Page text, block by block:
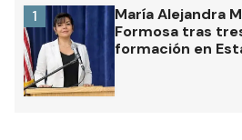
María Alejandra
Formosa tras
formación en
1